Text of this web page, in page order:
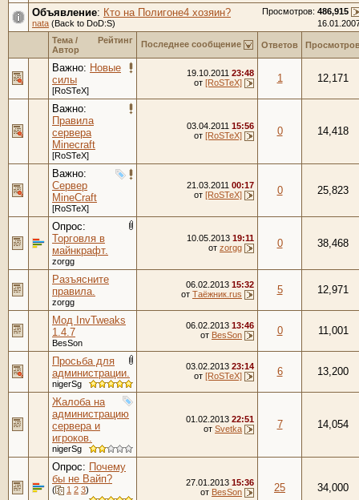
Просмотров: 486,915
Объявление: Кто на Полигоне4 хозяин?
nata (Back to DoD:S)
Рейтинг
Тема /
Автор
Последнее сообщение Ответов
Важно: Новые
силы
[RoSTeX]
19.10.2011 23:48
от [RoSTeX] 1 12,171
Важно:
Правила
сервера
Minecraft
[RoSTeX]
03.04.2011 15:56
от [RoSTeX] 0 14,418
Важно:
Сервер
MineCraft
[RoSTeX]
21.03.2011 00:17
от [RoSTeX] 0 25,823
Опрос:
Торговля в
майнкрафт.
zorgg
10.05.2013 19:11
от zorgg 0 38,468
Разъясните
правила.
zorgg
06.02.2013 15:32
от Таёжник.rus 5 12,971
Мод InvTweaks
1.4.7
BesSon
06.02.2013 13:46
от BesSon 0 11,001
Просьба для
администрации.
nigerSg
03.02.2013 23:14
от [RoSTeX] 6 13,200
Жалоба на
администрацию
сервера и
игроков.
nigerSg
01.02.2013 22:51
от Svetka 7 14,054
Опрос: Почему
бы не Вайп?
( 1 2 3)
27.01.2013 15:36
от BesSon 25 34,000